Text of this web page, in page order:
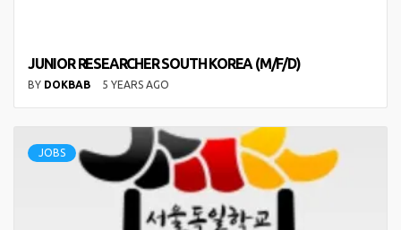
JUNIOR RESEARCHER SOUTH KOREA (M/F/D)
BY DOKBAB 5 YEARS AGO
JOBS